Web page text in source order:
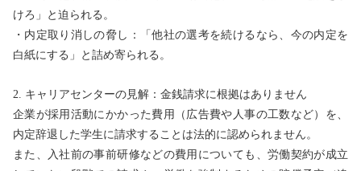
けろ」と迫られる。
・内定取り消しの脅し：「他社の選考を続けるなら、今の内定を
白紙にする」と詰め寄られる。
2. キャリアセンターの見解：金銭請求に根拠はありません
企業が採用活動にかかった費用（広告費や人事の工数など）を、
内定辞退した学生に請求することは法的に認められません。
また、入社前の事前研修などの費用についても、労働契約が成立